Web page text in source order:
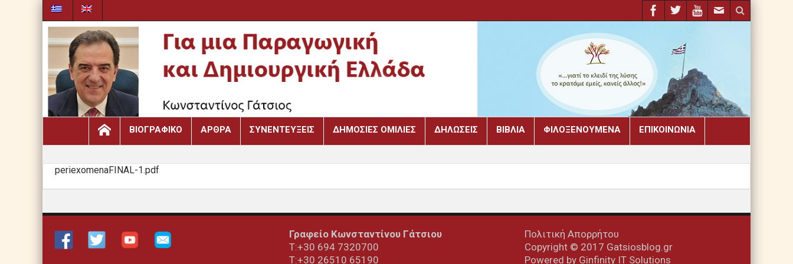
ΒΙΟΓΡΑΦΙΚΌ ΆΡΘΡΑ ΣΥΝΕΝΤΕΎΞΕΙΣ ΔΗΜΌΣΙΕΣ ΟΜΙΛΊΕΣ ΔΗΛΏΣΕΙΣ ΒΙΒΛΙΑ ΦΙΛΟΞΕΝΟΎΜΕΝΑ ΕΠΙΚΟΙΝΩΝΊΑ
periexomenaFINAL-1.pdf
Γραφείο Κωνσταντίνου Γάτσιου
Τ:+30 694 7320700
T:+30 26510 65190
Πολιτική Απορρήτου
Copyright © 2017 Gatsiosblog.gr
Powered by Ginfinity IT Solutions